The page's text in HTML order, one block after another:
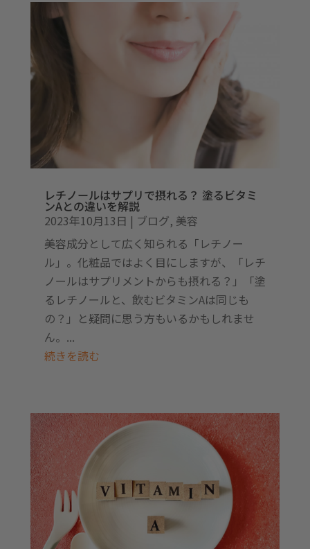
レチノールはサプリで摂れる？ 塗るビタミ
ンAとの違いを解説
2023年10月13日 | ブログ, 美容
美容成分として広く知られる「レチノー
ル」。化粧品ではよく目にしますが、「レチ
ノールはサプリメントからも摂れる？」「塗
るレチノールと、飲むビタミンAは同じも
の？」と疑問に思う方もいるかもしれませ
ん。...
続きを読む